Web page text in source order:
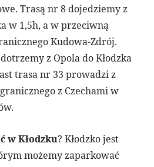
Trasą nr 8 dojedziemy z
w 1,5h, a w przeciwną
Kudowa-Zdrój.
z Opola do Kłodzka
trasa nr 33 prowadzi z
z Czechami w
w Kłodzku? Kłodzko jest
możemy zaparkować